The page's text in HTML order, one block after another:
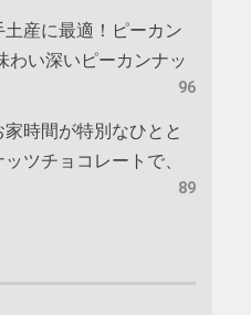
産に最適！ピーカン
わい深いピーカンナッ
96
時間が特別なひとと
ツチョコレートで、
89